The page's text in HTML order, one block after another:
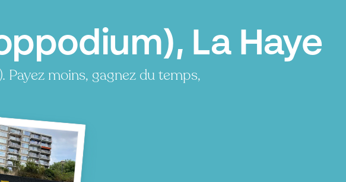
La Haye
moins, gagnez du temps,